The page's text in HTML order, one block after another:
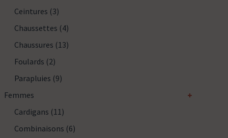
Ceintures (3)
Chaussettes (4)
Chaussures (13)
Foulards (2)
Parapluies (9)
Femmes
Cardigans (11)
Combinaisons (6)